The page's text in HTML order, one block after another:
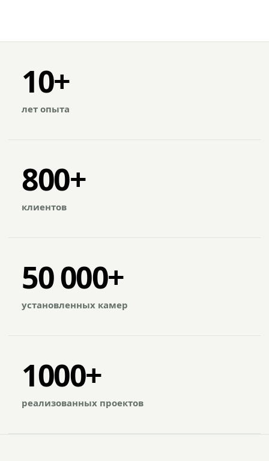
10+
лет опыта
800+
клиентов
50 000+
установленных камер
1000+
реализованных проектов